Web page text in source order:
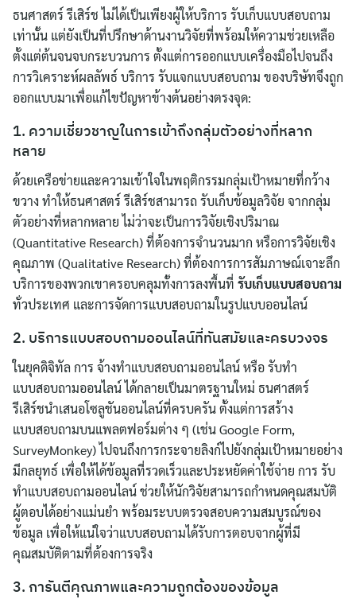
ธนศาสตร์ รีเสิร์ช ไม่ได้เป็นเพียงผู้ให้บริการ รับเก็บแบบสอบถาม
เท่านั้น แต่ยังเป็นที่ปรึกษาด้านงานวิจัยที่พร้อมให้ความช่วยเหลือ
ตั้งแต่ต้นจนจบกระบวนการ ตั้งแต่การออกแบบเครื่องมือไปจนถึง
การวิเคราะห์ผลลัพธ์ บริการ รับแจกแบบสอบถาม ของบริษัทจึงถูก
ออกแบบมาเพื่อแก้ไขปัญหาข้างต้นอย่างตรงจุด:
1. ความเชี่ยวชาญในการเข้าถึงกลุ่มตัวอย่างที่หลาก
หลาย
ด้วยเครือข่ายและความเข้าใจในพฤติกรรมกลุ่มเป้าหมายที่กว้าง
ขวาง ทำให้ธนศาสตร์ รีเสิร์ชสามารถ รับเก็บข้อมูลวิจัย จากกลุ่ม
ตัวอย่างที่หลากหลาย ไม่ว่าจะเป็นการวิจัยเชิงปริมาณ
(Quantitative Research) ที่ต้องการจำนวนมาก หรือการวิจัยเชิง
คุณภาพ (Qualitative Research) ที่ต้องการการสัมภาษณ์เจาะลึก
บริการของพวกเขาครอบคลุมทั้งการลงพื้นที่ รับเก็บแบบสอบถาม
ทั่วประเทศ และการจัดการแบบสอบถามในรูปแบบออนไลน์
2. บริการแบบสอบถามออนไลน์ที่ทันสมัยและครบวงจร
ในยุคดิจิทัล การ จ้างทำแบบสอบถามออนไลน์ หรือ รับทำ
แบบสอบถามออนไลน์ ได้กลายเป็นมาตรฐานใหม่ ธนศาสตร์
รีเสิร์ชนำเสนอโซลูชันออนไลน์ที่ครบครัน ตั้งแต่การสร้าง
แบบสอบถามบนแพลตฟอร์มต่าง ๆ (เช่น Google Form,
SurveyMonkey) ไปจนถึงการกระจายลิงก์ไปยังกลุ่มเป้าหมายอย่าง
มีกลยุทธ์ เพื่อให้ได้ข้อมูลที่รวดเร็วและประหยัดค่าใช้จ่าย การ รับ
ทำแบบสอบถามออนไลน์ ช่วยให้นักวิจัยสามารถกำหนดคุณสมบัติ
ผู้ตอบได้อย่างแม่นยำ พร้อมระบบตรวจสอบความสมบูรณ์ของ
ข้อมูล เพื่อให้แน่ใจว่าแบบสอบถามได้รับการตอบจากผู้ที่มี
คุณสมบัติตามที่ต้องการจริง
3. การันตีคุณภาพและความถูกต้องของข้อมูล